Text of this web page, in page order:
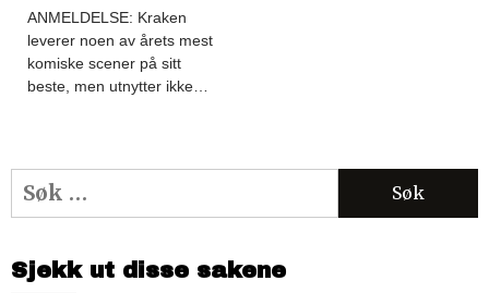
ANMELDELSE: Kraken
leverer noen av årets mest
komiske scener på sitt
beste, men utnytter ikke…
Søk
etter:
Sjekk ut disse sakene